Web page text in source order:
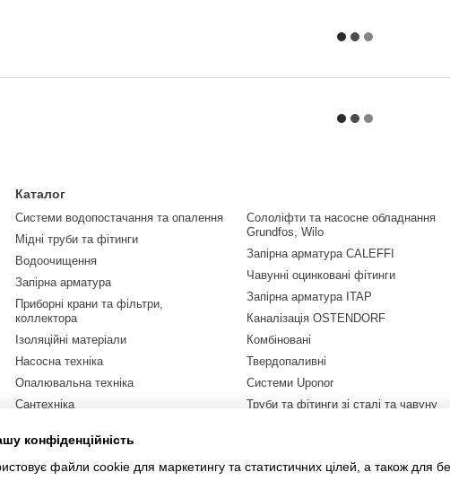
Каталог
Системи водопостачання та опалення
Мідні труби та фітинги
Водоочищення
Запірна арматура
Приборні крани та фільтри,
коллектора
Ізоляційні матеріали
Насосна техніка
Опалювальна техніка
Сантехніка
Труби і фітинги
Шланги
Сололіфти та насосне обладнання
Grundfos, Wilo
Запірна арматура CALEFFI
Чавунні оцинковані фітинги
Запірна арматура ITAP
Каналізація OSTENDORF
Комбіновані
Твердопаливні
Системи Uponor
Труби та фітинги зі сталі та чавуну
Насосне обладнання
конфіденційність
файли cookie для маркетингу та статистичних цілей, а також для